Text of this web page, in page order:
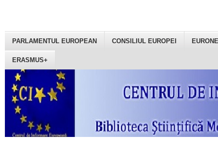
PARLAMENTUL EUROPEAN CONSILIUL EUROPEI
ERASMUS+